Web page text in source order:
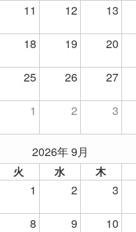
11 12 13
18 19 20
25 26 27
1 2 3
2026年 9月
火 水 木
1 2 3
8 9 10